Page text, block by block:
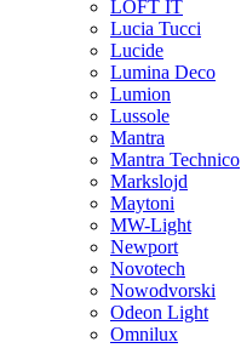
LOFT IT
Lucia Tucci
Lucide
Lumina Deco
Lumion
Lussole
Mantra
Mantra Technico
Markslojd
Maytoni
MW-Light
Newport
Novotech
Nowodvorski
Odeon Light
Omnilux